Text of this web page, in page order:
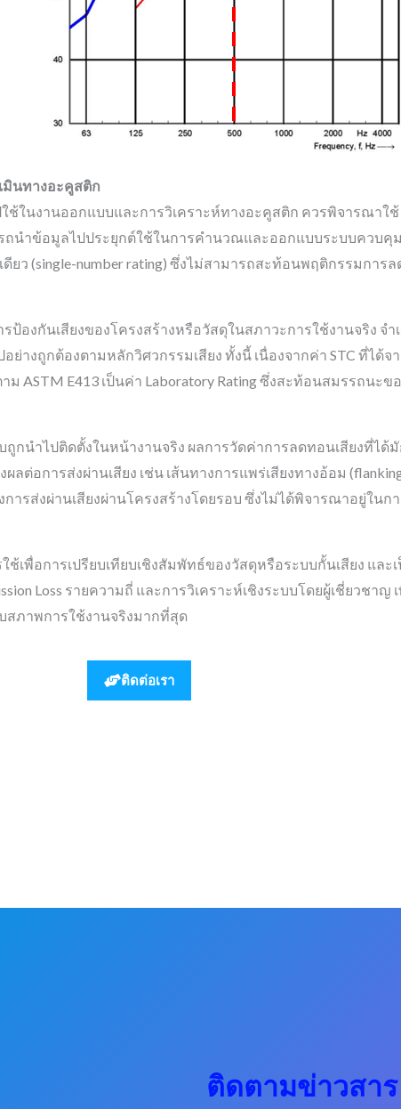
มินทางอะคูสติก
ปใช้ในงานออกแบบและการวิเคราะห์ทางอะคูสติก ควรพิจารณา
รถนำข้อมูลไปประยุกต์ใช้ในการคำนวณและออกแบบระบบควบคุ
ดียว (single-number rating) ซึ่งไม่สามารถสะท้อนพฤติกรรมการ
ป้องกันเสียงของโครงสร้างหรือวัสดุในสภาวะการใช้งานจริง จำ
ย่างถูกต้องตามหลักวิศวกรรมเสียง ทั้งนี้ เนื่องจากค่า STC ที่ได้
ม ASTM E413 เป็นค่า Laboratory Rating ซึ่งสะท้อนสมรรถนะ
กนำไปติดตั้งในหน้างานจริง ผลการวัดค่าการลดทอนเสียงที่ได้มั
ต่อการส่งผ่านเสียง เช่น เส้นทางการแพร่เสียงทางอ้อม
ารส่งผ่านเสียงผ่านโครงสร้างโดยรอบ ซึ่งไม่ได้พิจารณาอยู่ในก
ช้เพื่อการเปรียบเทียบเชิงสัมพัทธ์ของวัสดุหรือระบบกั้นเสียง แล
Loss รายความถี่ และการวิเคราะห์เชิงระบบโดยผู้เชี่ยวชาญ
สภาพการใช้งานจริงมากที่สุด
ติดต่อเรา
ติดตามข่าวสาร